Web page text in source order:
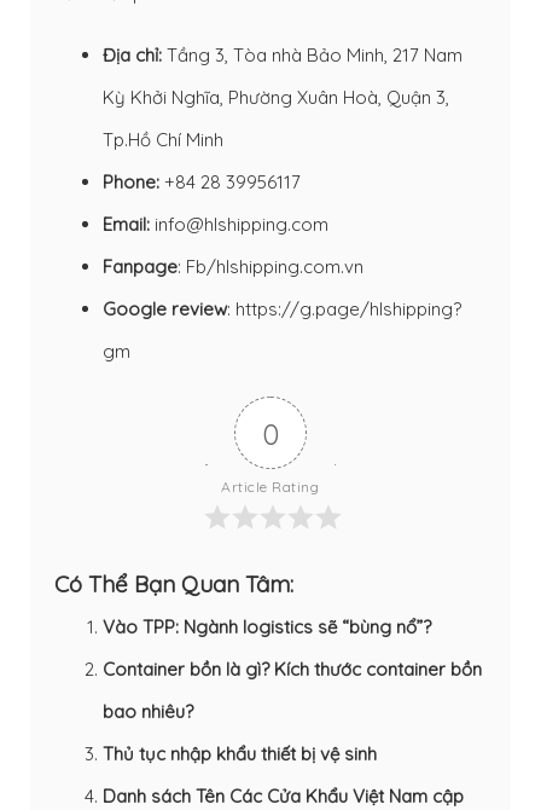
Địa chỉ: Tầng 3, Tòa nhà Bảo Minh, 217 Nam
Kỳ Khởi Nghĩa, Phường Xuân Hoà, Quận 3,
Tp.Hồ Chí Minh
Phone: +84 28 39956117
Email: info@hlshipping.com
Fanpage: Fb/hlshipping.com.vn
Google review: https://g.page/hlshipping?
gm
0
Article Rating
Có Thể Bạn Quan Tâm:
Vào TPP: Ngành logistics sẽ “bùng nổ”?
Container bồn là gì? Kích thước container bồn
bao nhiêu?
Thủ tục nhập khẩu thiết bị vệ sinh
Danh sách Tên Các Cửa Khẩu Việt Nam cập